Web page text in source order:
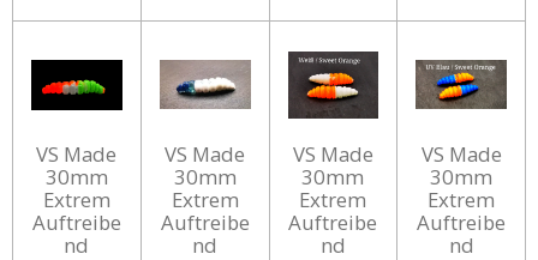
VS Made
30mm
Extrem
Auftreibe
nd
VS Made
30mm
Extrem
Auftreibe
nd
VS Made
30mm
Extrem
Auftreibe
nd
VS Made
30mm
Extrem
Auftreibe
nd